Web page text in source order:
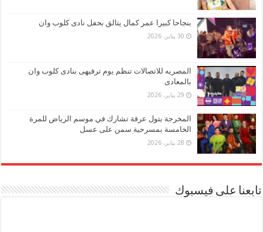
بنجاحا كبيرا عمر كمال يتالق بحفل نادى كلوب وان
30 يناير، 2026
المصريه للاتصالات تنظم يوم ترفيهى بنادى كلوب وان
بالمعادى
29 يناير، 2026
المخرجة بتول عرفة تشارك في موسم الرياض للمرة
الخامسة بمسرحية سمن على عسل
28 يناير، 2026
تابعنا على فيسبوك